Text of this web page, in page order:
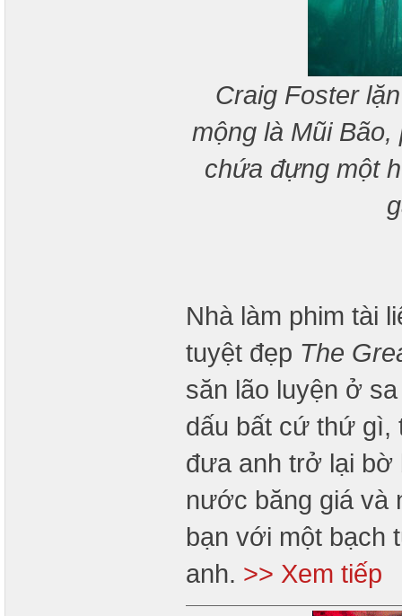
Craig Foster
mộng là Mũi
chứa đựng một
Nhà làm phim tài
tuyệt đẹp The
săn lão luyện ở
dấu bất cứ thứ gì,
đưa anh trở lại bờ
nước băng giá và
bạn với một bạch
anh. >> Xem tiếp